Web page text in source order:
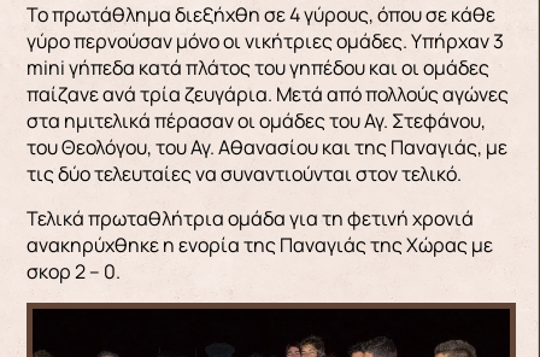
Το πρωτάθλημα διεξήχθη σε 4 γύρους, όπου σε κάθε
γύρο περνούσαν μόνο οι νικήτριες ομάδες. Υπήρχαν 3
mini γήπεδα κατά πλάτος του γηπέδου και οι ομάδες
παίζανε ανά τρία ζευγάρια. Μετά από πολλούς αγώνες
στα ημιτελικά πέρασαν οι ομάδες του Αγ. Στεφάνου,
του Θεολόγου, του Αγ. Αθανασίου και της Παναγιάς, με
τις δύο τελευταίες να συναντιούνται στον τελικό.
Τελικά πρωταθλήτρια ομάδα για τη φετινή χρονιά
ανακηρύχθηκε η ενορία της Παναγιάς της Χώρας με
σκορ 2 – 0.